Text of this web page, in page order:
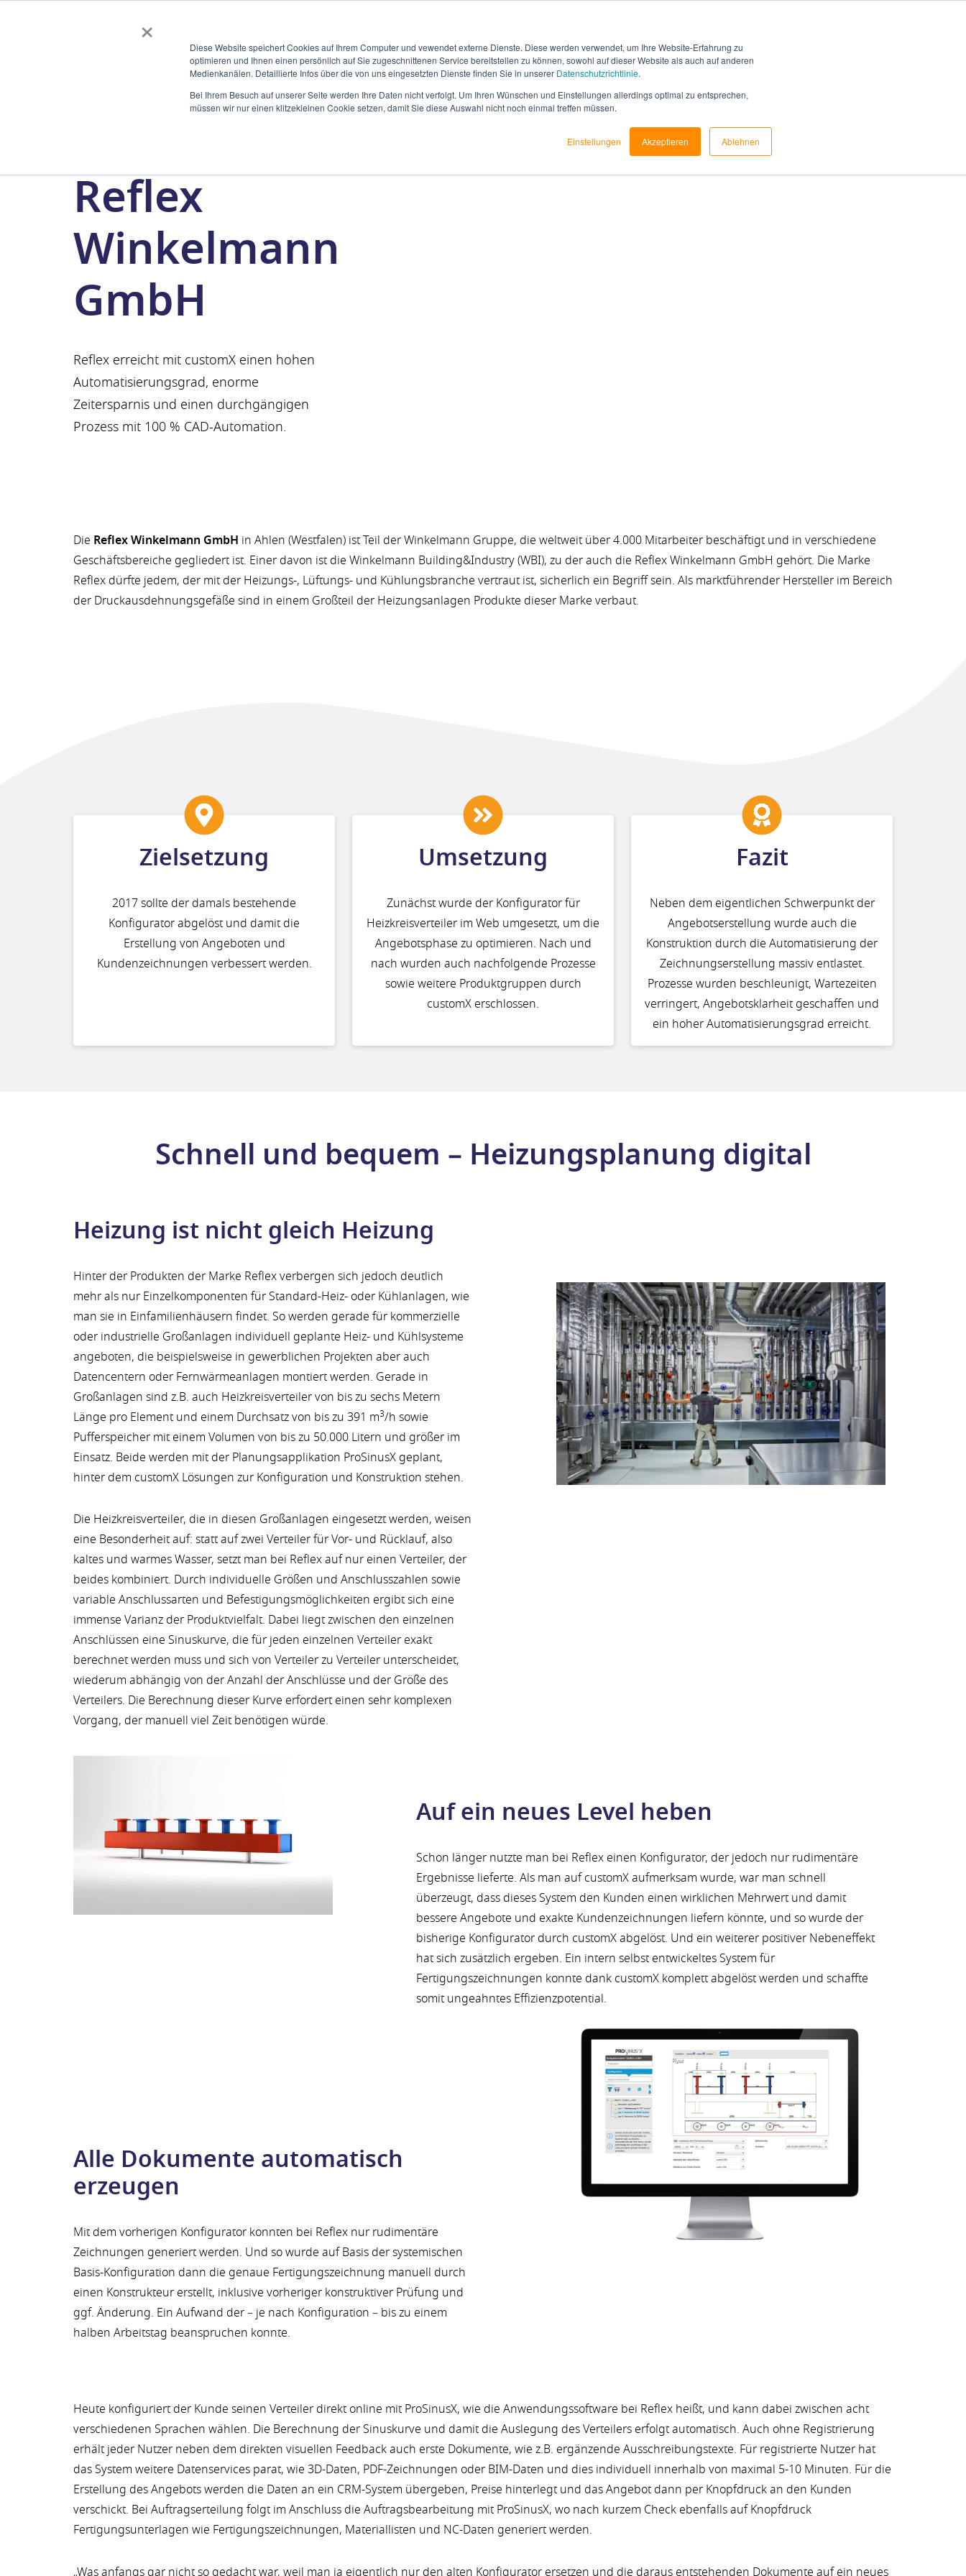
×
Diese Website speichert Cookies auf Ihrem Computer und vewendet externe Dienste. Diese werden verwendet, um Ihre Website-Erfahrung zu
optimieren und Ihnen einen persönlich auf Sie zugeschnittenen Service bereitstellen zu können, sowohl auf dieser Website als auch auf anderen
Medienkanälen. Detaillierte Infos über die von uns eingesetzten Dienste finden Sie in unserer Datenschutzrichtlinie.
Bei Ihrem Besuch auf unserer Seite werden Ihre Daten nicht verfolgt. Um Ihren Wünschen und Einstellungen allerdings optimal zu entsprechen,
müssen wir nur einen klitzekleinen Cookie setzen, damit Sie diese Auswahl nicht noch einmal treffen müssen.
Einstellungen Akzeptieren Ablehnen
Software Warum customX? Unternehmen Referenzen
Reflex
Winkelmann
GmbH
Reflex erreicht mit customX einen hohen
Automatisierungsgrad, enorme
Zeitersparnis und einen durchgängigen
Prozess mit 100 % CAD-Automation.
Die Reflex Winkelmann GmbH in Ahlen (Westfalen) ist Teil der Winkelmann Gruppe, die weltweit über 4.000 Mitarbeiter beschäftigt und in verschiedene
Geschäftsbereiche gegliedert ist. Einer davon ist die Winkelmann Building&Industry (WBI), zu der auch die Reflex Winkelmann GmbH gehört. Die Marke
Reflex dürfte jedem, der mit der Heizungs-, Lüftungs- und Kühlungsbranche vertraut ist, sicherlich ein Begriff sein. Als marktführender Hersteller im Bereich
der Druckausdehnungsgefäße sind in einem Großteil der Heizungsanlagen Produkte dieser Marke verbaut.
Zielsetzung
2017 sollte der damals bestehende
Konfigurator abgelöst und damit die
Erstellung von Angeboten und
Kundenzeichnungen verbessert werden.
Umsetzung
Zunächst wurde der Konfigurator für
Heizkreisverteiler im Web umgesetzt, um die
Angebotsphase zu optimieren. Nach und
nach wurden auch nachfolgende Prozesse
sowie weitere Produktgruppen durch
customX erschlossen.
Fazit
Neben dem eigentlichen Schwerpunkt der
Angebotserstellung wurde auch die
Konstruktion durch die Automatisierung der
Zeichnungserstellung massiv entlastet.
Prozesse wurden beschleunigt, Wartezeiten
verringert, Angebotsklarheit geschaffen und
ein hoher Automatisierungsgrad erreicht.
Schnell und bequem – Heizungsplanung digital
Heizung ist nicht gleich Heizung
Hinter der Produkten der Marke Reflex verbergen sich jedoch deutlich
mehr als nur Einzelkomponenten für Standard-Heiz- oder Kühlanlagen, wie
man sie in Einfamilienhäusern findet. So werden gerade für kommerzielle
oder industrielle Großanlagen individuell geplante Heiz- und Kühlsysteme
angeboten, die beispielsweise in gewerblichen Projekten aber auch
Datencentern oder Fernwärmeanlagen montiert werden. Gerade in
Großanlagen sind z.B. auch Heizkreisverteiler von bis zu sechs Metern
Länge pro Element und einem Durchsatz von bis zu 391 m3/h sowie
Pufferspeicher mit einem Volumen von bis zu 50.000 Litern und größer im
Einsatz. Beide werden mit der Planungsapplikation ProSinusX geplant,
hinter dem customX Lösungen zur Konfiguration und Konstruktion stehen.
Die Heizkreisverteiler, die in diesen Großanlagen eingesetzt werden, weisen
eine Besonderheit auf: statt auf zwei Verteiler für Vor- und Rücklauf, also
kaltes und warmes Wasser, setzt man bei Reflex auf nur einen Verteiler, der
beides kombiniert. Durch individuelle Größen und Anschlusszahlen sowie
variable Anschlussarten und Befestigungsmöglichkeiten ergibt sich eine
immense Varianz der Produktvielfalt. Dabei liegt zwischen den einzelnen
Anschlüssen eine Sinuskurve, die für jeden einzelnen Verteiler exakt
berechnet werden muss und sich von Verteiler zu Verteiler unterscheidet,
wiederum abhängig von der Anzahl der Anschlüsse und der Größe des
Verteilers. Die Berechnung dieser Kurve erfordert einen sehr komplexen
Vorgang, der manuell viel Zeit benötigen würde.
Auf ein neues Level heben
Schon länger nutzte man bei Reflex einen Konfigurator, der jedoch nur rudimentäre
Ergebnisse lieferte. Als man auf customX aufmerksam wurde, war man schnell
überzeugt, dass dieses System den Kunden einen wirklichen Mehrwert und damit
bessere Angebote und exakte Kundenzeichnungen liefern könnte, und so wurde der
bisherige Konfigurator durch customX abgelöst. Und ein weiterer positiver Nebeneffekt
hat sich zusätzlich ergeben. Ein intern selbst entwickeltes System für
Fertigungszeichnungen konnte dank customX komplett abgelöst werden und schaffte
somit ungeahntes Effizienzpotential.
Alle Dokumente automatisch
erzeugen
Mit dem vorherigen Konfigurator konnten bei Reflex nur rudimentäre
Zeichnungen generiert werden. Und so wurde auf Basis der systemischen
Basis-Konfiguration dann die genaue Fertigungszeichnung manuell durch
einen Konstrukteur erstellt, inklusive vorheriger konstruktiver Prüfung und
ggf. Änderung. Ein Aufwand der – je nach Konfiguration – bis zu einem
halben Arbeitstag beanspruchen konnte.
Heute konfiguriert der Kunde seinen Verteiler direkt online mit ProSinusX, wie die Anwendungssoftware bei Reflex heißt, und kann dabei zwischen acht
verschiedenen Sprachen wählen. Die Berechnung der Sinuskurve und damit die Auslegung des Verteilers erfolgt automatisch. Auch ohne Registrierung
erhält jeder Nutzer neben dem direkten visuellen Feedback auch erste Dokumente, wie z.B. ergänzende Ausschreibungstexte. Für registrierte Nutzer hat
das System weitere Datenservices parat, wie 3D-Daten, PDF-Zeichnungen oder BIM-Daten und dies individuell innerhalb von maximal 5-10 Minuten. Für die
Erstellung des Angebots werden die Daten an ein CRM-System übergeben, Preise hinterlegt und das Angebot dann per Knopfdruck an den Kunden
verschickt. Bei Auftragserteilung folgt im Anschluss die Auftragsbearbeitung mit ProSinusX, wo nach kurzem Check ebenfalls auf Knopfdruck
Fertigungsunterlagen wie Fertigungszeichnungen, Materiallisten und NC-Daten generiert werden.
„Was anfangs gar nicht so gedacht war, weil man ja eigentlich nur den alten Konfigurator ersetzen und die daraus entstehenden Dokumente auf ein neues